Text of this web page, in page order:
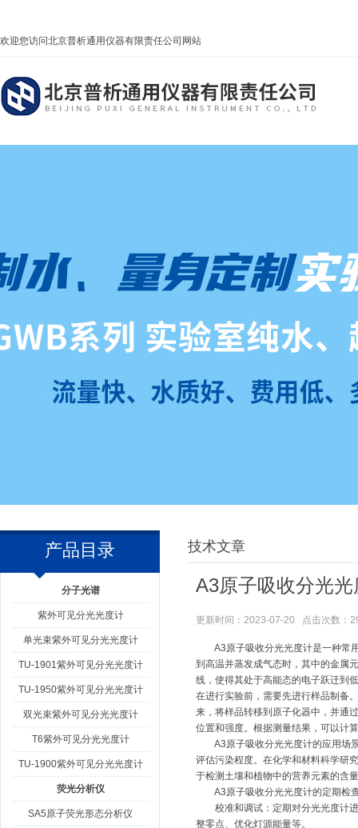
欢迎您访问北京普析通用仪器有限责任公司网站
产品目录
分子光谱
紫外可见分光光度计
单光束紫外可见分光光度计
TU-1901紫外可见分光光度计
TU-1950紫外可见分光光度计
双光束紫外可见分光光度计
T6紫外可见分光光度计
TU-1900紫外可见分光光度计
荧光分析仪
SA5原子荧光形态分析仪
技术文章
A3原子吸收分光
更新时间：2023-07-20 点击次数：
A3原子吸收分光光度计是一种常用
到高温并蒸发成气态时，其中的金属
线，使得其处于高能态的电子跃迁到
在进行实验前，需要先进行样品制备
来，将样品转移到原子化器中，并通
位置和强度。根据测量结果，可以计
A3原子吸收分光光度计的应用场景
评估污染程度。在化学和材料科学研
于检测土壤和植物中的营养元素的含
A3原子吸收分光光度计的定期检
校准和调试：定期对分光光度计进
整零点、优化灯源能量等。